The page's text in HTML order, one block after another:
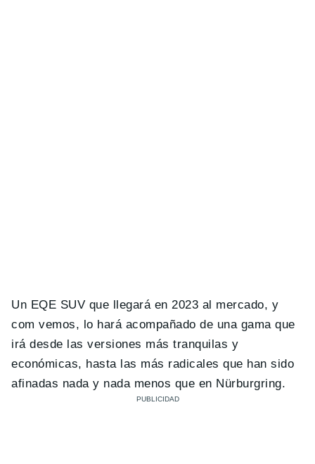
Un EQE SUV que llegará en 2023 al mercado, y
com vemos, lo hará acompañado de una gama que
irá desde las versiones más tranquilas y
económicas, hasta las más radicales que han sido
afinadas nada y nada menos que en Nürburgring.